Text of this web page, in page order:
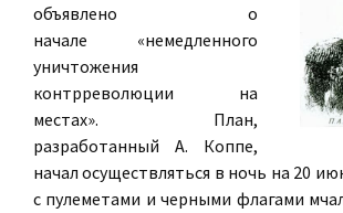
объявлено о
начале «немедленного
уничтожения
контрреволюции на
местах». План,
разработанный А. Коппе,
начал осуществляться в ночь на 20
с пулеметами и черными флагами